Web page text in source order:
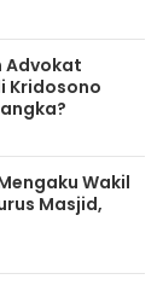
Advokat
Kridosono
Wakil
Masjid,